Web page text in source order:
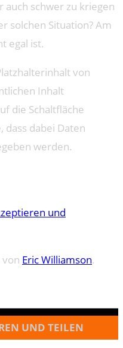
auch schwer zu kriegen
solchen Situation? Am
egal ist.
von
Inhalt
die Schaltfläche
dass dabei Daten
werden.
und
Eric Williamson.
UND TEILEN